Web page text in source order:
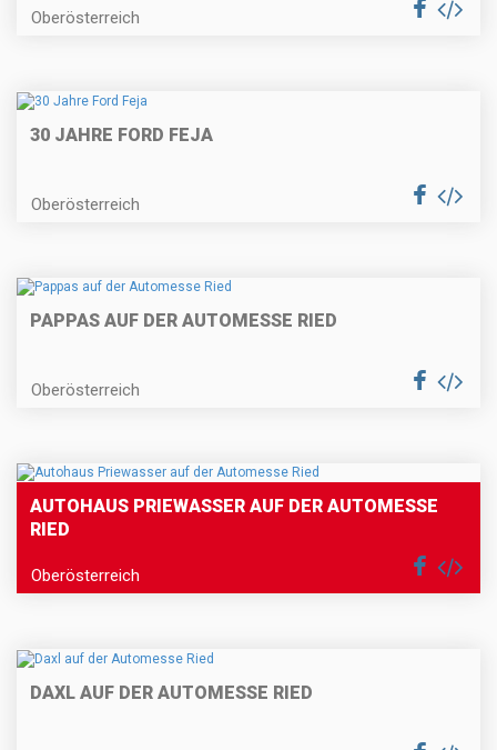
Oberösterreich
30 JAHRE FORD FEJA
Oberösterreich
PAPPAS AUF DER AUTOMESSE RIED
Oberösterreich
AUTOHAUS PRIEWASSER AUF DER AUTOMESSE
RIED
Oberösterreich
DAXL AUF DER AUTOMESSE RIED